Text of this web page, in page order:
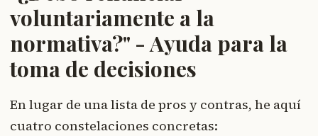
voluntariamente a la
normativa?" - Ayuda para la
toma de decisiones
En lugar de una lista de pros y contras, he aquí
cuatro constelaciones concretas: